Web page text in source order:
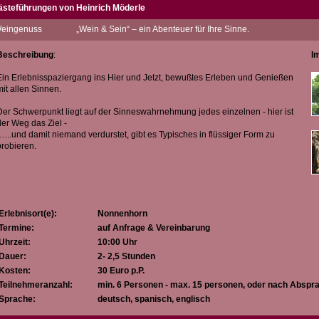
im Ausland, hier meine Wahlheimat gefunden.
Ihre Sinne herausfordern, stärken und schulen.
dem Motto „Der Sinn des Lebens ist das Leben der Sinne“ Ulrich
freu mich auf Sie!!!
Heinrich
von Heinrich Möderle
„Wein & Sein“ – ein Abenteuer für Ihre Sinne.
:
Erlebnisspaziergang ins Hier und Jetzt, bewußtes Erleben und Genießen
allen Sinnen.
Schwerpunkt liegt auf der Sinneswahrnehmung jedes einzelnen - hier ist
Weg das Ziel -
damit niemand verdurstet, gibt es Typisches in flüssiger Form zu
Erlebnisort(e):
Nonnenhorn
auf Anfrage & Vereinbarung
10:00 Uhr
Dauer:
2- 2,5 Stunden
Kosten:
30 Euro p.P.
min. 6 Personen - max. 15 personen, oder nach
deutsch, spanisch, englisch